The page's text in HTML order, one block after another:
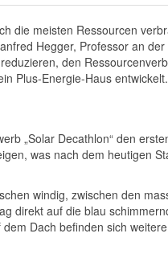
die meisten Ressourcen
Hegger, Professor an
den
Plus-Energie-Haus
„Solar Decathlon“ den
was nach dem heutigen
windig, zwischen den
direkt auf die blau
Dach befinden sich